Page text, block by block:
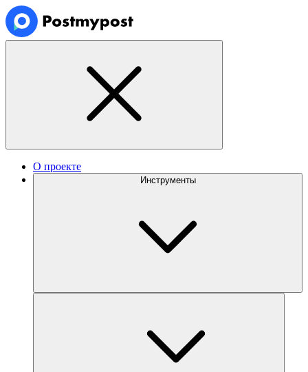
О проекте
Инструменты